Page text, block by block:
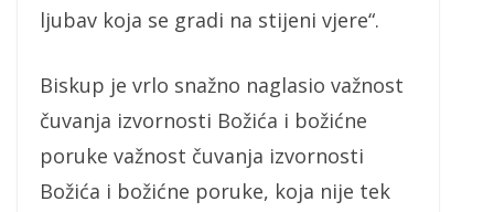
ljubav koja se gradi na stijeni vjere“.
Biskup je vrlo snažno naglasio važnost
čuvanja izvornosti Božića i božićne
poruke važnost čuvanja izvornosti
Božića i božićne poruke, koja nije tek